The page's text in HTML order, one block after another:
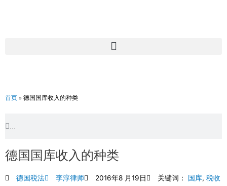
首页 » 德国国库收入的种类
德国国库收入的种类
德国税法 李淳律师 2016年8 月19日 关键词： 国库,税收